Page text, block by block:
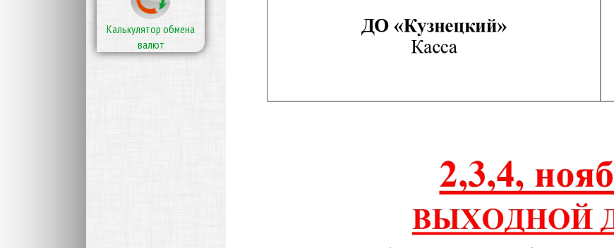
Калькулятор обмена
валют